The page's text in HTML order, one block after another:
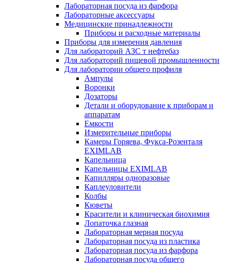
Лабораторная посуда из фарфора
Лабораторные аксессуары
Медицинские принадлежности
Приборы и расходные материалы
Приборы для измерения давления
Для лабораторий АЗС т нефтебаз
Для лабораторий пищевой промышленности
Для лаборатории общего профиля
Ампулы
Воронки
Дозаторы
Детали и оборудование к приборам и
аппаратам
Емкости
Измерительные приборы
Камеры Горяева, Фукса-Розенталя
EXIMLAB
Капельница
Капельницы EXIMLAB
Капилляры одноразовые
Каплеуловители
Колбы
Кюветы
Красители и клиническая биохимия
Лопаточка глазная
Лабораторная мерная посуда
Лабораторная посуда из пластика
Лабораторная посуда из фарфора
Лабораторная посуда общего